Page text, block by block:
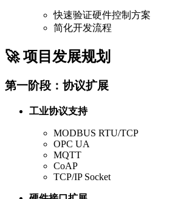
快速验证硬件控制方案
简化开发流程
🚀 项目发展规划
第一阶段：协议扩展
工业协议支持
MODBUS RTU/TCP
OPC UA
MQTT
CoAP
TCP/IP Socket